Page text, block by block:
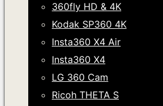
360fly HD & 4K
Kodak SP360 4K
Insta360 X4 Air
Insta360 X4
LG 360 Cam
Ricoh THETA S